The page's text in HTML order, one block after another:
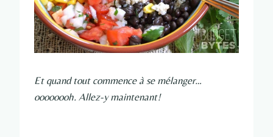
Et quand tout commence à se mélanger…
oooooooh. Allez-y maintenant!